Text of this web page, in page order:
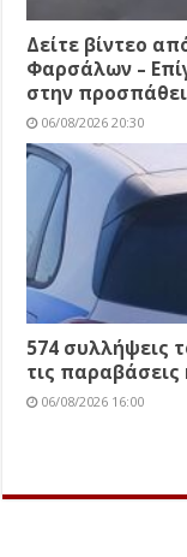
Δείτε βίντεο
Φαρσάλων –
στην
06/08/2026 20:30
574 συλλήψεις
τις παραβάσεις
06/08/2026 16:00